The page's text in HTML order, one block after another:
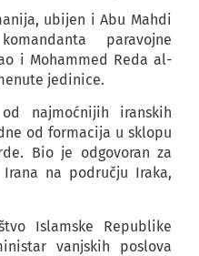
ubijen i Abu Mahdi
paravojne
i Mohammed Reda al-
jedinice.
najmoćnijih iranskih
od formacija u sklopu
Bio je odgovoran za
na području Iraka,
Islamske Republike
vanjskih poslova